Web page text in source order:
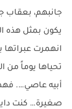
جانبهم، بعقاب
يكون بمثل هذه
انهمرت عبراتها
تحياها يوماً من
أبيه عاصي….
صغيرة… كنت